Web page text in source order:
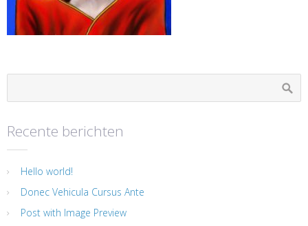
Recente berichten
Hello world!
Donec Vehicula Cursus Ante
Post with Image Preview